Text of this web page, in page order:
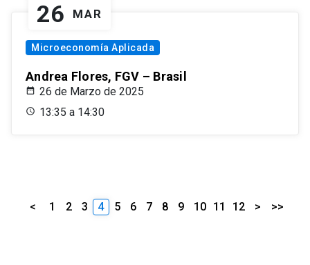
26 MAR
Microeconomía Aplicada
Andrea Flores, FGV – Brasil
26 de Marzo de 2025
13:35 a 14:30
< 1 2 3 4 5 6 7 8 9 10 11 12 > >>